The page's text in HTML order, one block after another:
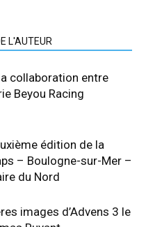
L'AUTEUR
collaboration entre
Beyou Racing
édition de la
– Boulogne-sur-Mer –
du Nord
images d’Advens 3 le